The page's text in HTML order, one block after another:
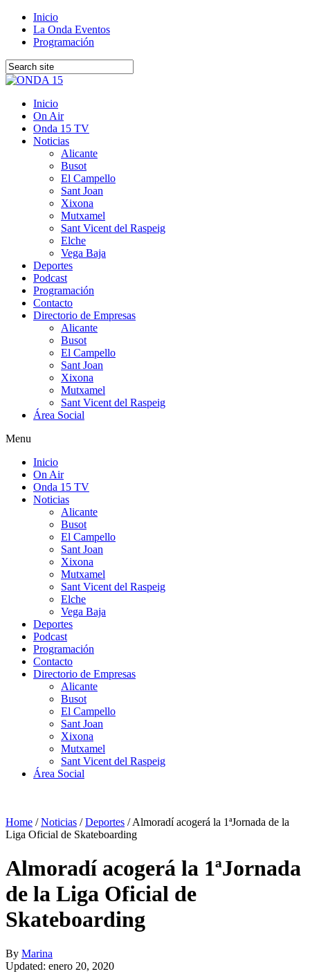
Inicio
La Onda Eventos
Programación
Inicio
On Air
Onda 15 TV
Noticias
Alicante
Busot
El Campello
Sant Joan
Xixona
Mutxamel
Sant Vicent del Raspeig
Elche
Vega Baja
Deportes
Podcast
Programación
Contacto
Directorio de Empresas
Alicante
Busot
El Campello
Sant Joan
Xixona
Mutxamel
Sant Vicent del Raspeig
Área Social
Menu
Inicio
On Air
Onda 15 TV
Noticias
Alicante
Busot
El Campello
Sant Joan
Xixona
Mutxamel
Sant Vicent del Raspeig
Elche
Vega Baja
Deportes
Podcast
Programación
Contacto
Directorio de Empresas
Alicante
Busot
El Campello
Sant Joan
Xixona
Mutxamel
Sant Vicent del Raspeig
Área Social
Home /Noticias /Deportes /Almoradí acogerá la 1ªJornada de la
Liga Oficial de Skateboarding
Almoradí acogerá la 1ªJornada
de la Liga Oficial de
Skateboarding
By Marina
Updated: enero 20, 2020